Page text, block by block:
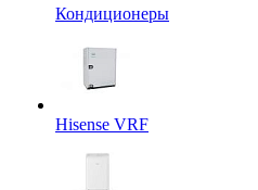
Кондиционеры
Hisense VRF